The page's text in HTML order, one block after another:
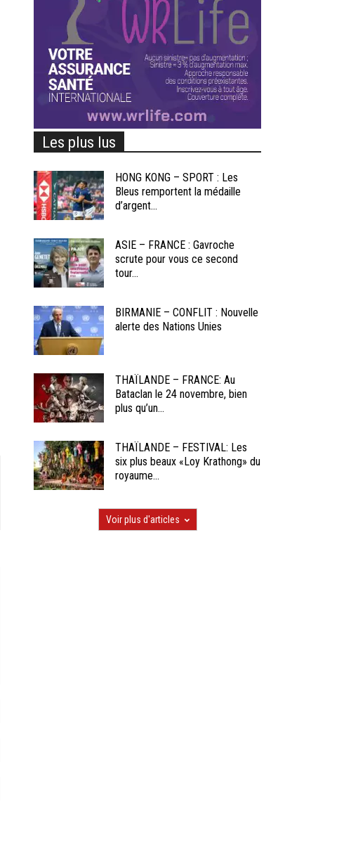
Les plus lus
HONG KONG – SPORT : Les
Bleus remportent la médaille
d’argent...
ASIE – FRANCE : Gavroche
scrute pour vous ce second
tour...
BIRMANIE – CONFLIT : Nouvelle
alerte des Nations Unies
THAÏLANDE – FRANCE: Au
Bataclan le 24 novembre, bien
plus qu’un...
THAÏLANDE – FESTIVAL: Les
six plus beaux «Loy Krathong» du
royaume...
Voir plus d'articles